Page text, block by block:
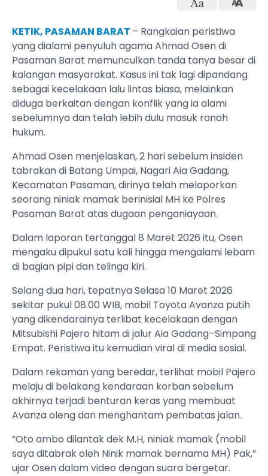
KETIK, PASAMAN BARAT – Rangkaian peristiwa
yang dialami penyuluh agama Ahmad Osen di
Pasaman Barat memunculkan tanda tanya besar di
kalangan masyarakat. Kasus ini tak lagi dipandang
sebagai kecelakaan lalu lintas biasa, melainkan
diduga berkaitan dengan konflik yang ia alami
sebelumnya dan telah lebih dulu masuk ranah
hukum.
Ahmad Osen menjelaskan, 2 hari sebelum insiden
tabrakan di Batang Umpai, Nagari Aia Gadang,
Kecamatan Pasaman, dirinya telah melaporkan
seorang niniak mamak berinisial MH ke Polres
Pasaman Barat atas dugaan penganiayaan.
Dalam laporan tertanggal 8 Maret 2026 itu, Osen
mengaku dipukul satu kali hingga mengalami lebam
di bagian pipi dan telinga kiri.
Selang dua hari, tepatnya Selasa 10 Maret 2026
sekitar pukul 08.00 WIB, mobil Toyota Avanza putih
yang dikendarainya terlibat kecelakaan dengan
Mitsubishi Pajero hitam di jalur Aia Gadang–Simpang
Empat. Peristiwa itu kemudian viral di media sosial.
Dalam rekaman yang beredar, terlihat mobil Pajero
melaju di belakang kendaraan korban sebelum
akhirnya terjadi benturan keras yang membuat
Avanza oleng dan menghantam pembatas jalan.
“Oto ambo dilantak dek M.H, niniak mamak (mobil
saya ditabrak oleh Ninik mamak bernama MH) Pak,”
ujar Osen dalam video dengan suara bergetar.